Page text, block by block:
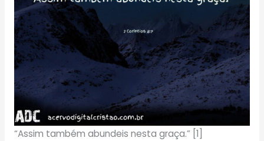
“Assim também abundeis nesta graça.” [1]